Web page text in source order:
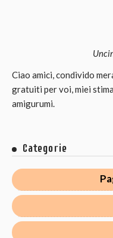
Ciao amici, condivido
gratuiti per voi, miei
amigurumi.
Categorie